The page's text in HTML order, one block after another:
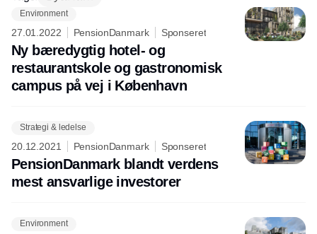
Environment
27.01.2022 PensionDanmark Sponseret
Ny bæredygtig hotel- og
restaurantskole og gastronomisk
campus på vej i København
Strategi & ledelse
20.12.2021 PensionDanmark Sponseret
PensionDanmark blandt verdens
mest ansvarlige investorer
Environment